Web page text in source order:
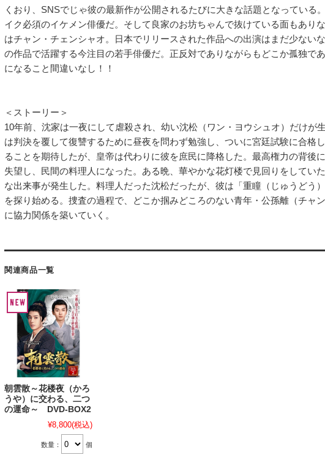
くおり、SNSでじゃ彼の最新作が公開されるたびに大きな話題となっている
イク必須のイケメン俳優だ。そして良家のお坊ちゃんで抜けている面もあり
はチャン・チェンシャオ。日本でリリースされた作品への出演はまだ少ない
の作品で活躍する今注目の若手俳優だ。正反対でありながらもどこか孤独で
になること間違いなし！！
＜ストーリー＞
10年前、沈家は一夜にして虐殺され、幼い沈松（ワン・ヨウシュオ）だけが
は判決を覆して復讐するために昼夜を問わず勉強し、ついに宮廷試験に合格
ることを期待したが、皇帝は代わりに彼を庶民に降格した。最高権力の背後
失望し、民間の料理人になった。ある晩、華やかな花灯楼で見回りをしてい
な出来事が発生した。料理人だった沈松だったが、彼は「重瞳（じゅうどう
を探り始める。捜査の過程で、どこか掴みどころのない青年・公孫離（チャ
に協力関係を築いていく。
関連商品一覧
朝雲散～花楼夜（かろ
うや）に交わる、二つ
の運命～ DVD-BOX2
¥8,800(税込)
数量： 個